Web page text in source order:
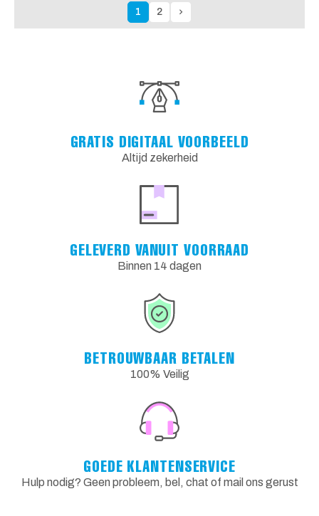
1 2
GRATIS DIGITAAL VOORBEELD
Altijd zekerheid
GELEVERD VANUIT VOORRAAD
Binnen 14 dagen
BETROUWBAAR BETALEN
100% Veilig
GOEDE KLANTENSERVICE
Hulp nodig? Geen probleem, bel, chat of mail ons gerust